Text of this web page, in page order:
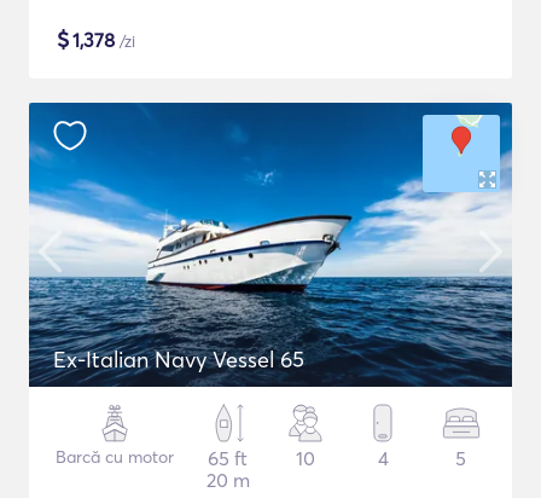
$1,378 /zi
Ex-Italian Navy Vessel 65
Barcă cu motor
65 ft
20 m
10 4 5